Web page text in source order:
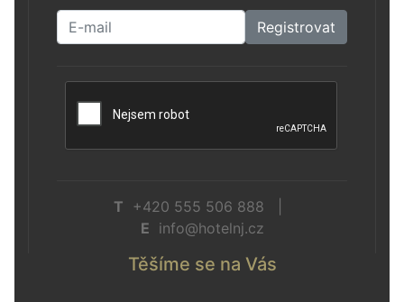
Registrovat
T +420 555 506 888 |
E info@hotelnj.cz
Těšíme se na Vás